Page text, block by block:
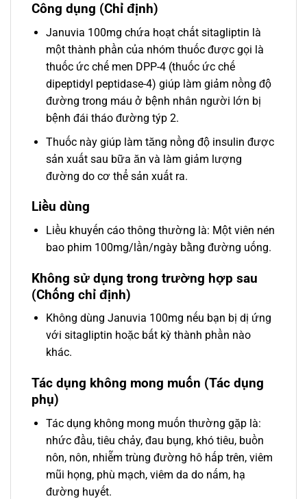
Công dụng (Chỉ định)
Januvia 100mg chứa hoạt chất sitagliptin là
một thành phần của nhóm thuốc được gọi là
thuốc ức chế men DPP-4 (thuốc ức chế
dipeptidyl peptidase-4) giúp làm giảm nồng độ
đường trong máu ở bệnh nhân người lớn bị
bệnh đái tháo đường týp 2.
Thuốc này giúp làm tăng nồng độ insulin được
sản xuất sau bữa ăn và làm giảm lượng
đường do cơ thể sản xuất ra.
Liều dùng
Liều khuyến cáo thông thường là: Một viên nén
bao phim 100mg/lần/ngày bằng đường uống.
Không sử dụng trong trường hợp sau
(Chống chỉ định)
Không dùng Januvia 100mg nếu bạn bị dị ứng
với sitagliptin hoặc bất kỳ thành phần nào
khác.
Tác dụng không mong muốn (Tác dụng
phụ)
Tác dụng không mong muốn thường gặp là:
nhức đầu, tiêu chảy, đau bụng, khó tiêu, buồn
nôn, nôn, nhiễm trùng đường hô hấp trên, viêm
mũi họng, phù mạch, viêm da do nấm, hạ
đường huyết.